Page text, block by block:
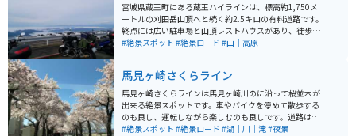
宮城県蔵王町にある蔵王ハイラインは、標高約1,750メ
ートルの刈田岳山頂へと続く約2.5キロの有料道路です。
終点には広い駐車場と山頂レストハウスがあり、徒歩数
分で火口湖「御釜」を望む展望台に到着します。道路は
車場と県営山頂レストハウスが完備されています。バリ
アフリーの道を歩いて 2 ～ 3分で、御釜を見下ろす展望
台に着きます。自家用車で、「蔵王の御釜」展望台まで
行くことができます。 バイクで訪れると、ワインディン
グを走る爽快感とともに、山頂付近の清涼な空気を全身
#絶景スポット #絶景ロード #山｜高原
馬見ヶ崎さくらライン
馬見ヶ崎さくらラインは馬見ヶ崎川のに沿って桜並木が
出来る絶景スポットです。車やバイクを停めて散歩する
のも良し、運転しながら楽しむのも良しです。道路は花
見の時期は進めないほど混みます。
#絶景スポット #絶景ロード #湖｜川｜滝#夜景